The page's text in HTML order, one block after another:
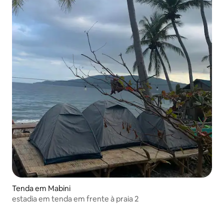
Tenda em Mabini
estadia em tenda em frente à praia 2